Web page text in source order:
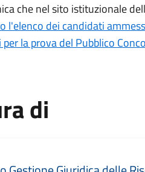
che nel sito istituzionale
l'elenco dei candidati
la prova del Pubblico
di